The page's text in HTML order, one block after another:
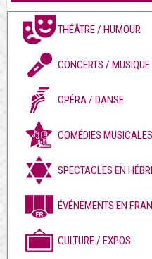
THÉÂTRE / HUMOUR
CONCERTS / MUSIQUE
OPÉRA / DANSE
COMÉDIES MUSICALES
SPECTACLES EN
ÉVÉNEMENTS EN
CULTURE / EXPOS